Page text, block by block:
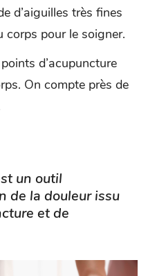
d’aiguilles très fines
corps pour le soigner.
d’acupuncture
On compte près de
un outil
de la douleur issu
et de